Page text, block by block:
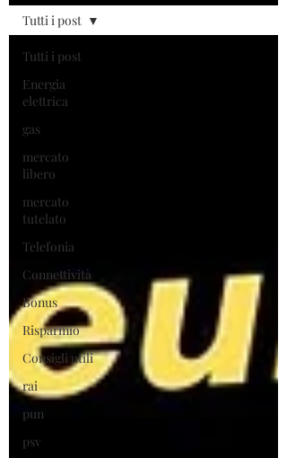
Tutti i post
Energia
elettrica
gas
mercato
libero
mercato
tutelato
Telefonia
Connettività
Bonus
Risparmio
Consigli utili
rai
pun
psv
Tutti i post